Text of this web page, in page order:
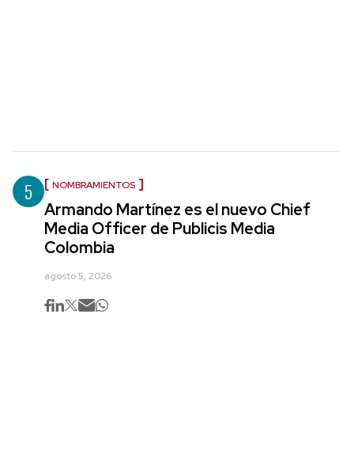
5 NOMBRAMIENTOS
Armando Martínez es el nuevo Chief
Media Officer de Publicis Media
Colombia
agosto 5, 2026